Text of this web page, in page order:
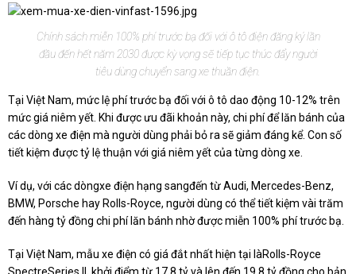
Chính sách miễn 100% phí trước bạ đối với ô tô điện đăng ký lần
đầu đến hết năm 2030 được kỳ vọng sẽ tiếp tục thúc đẩy người
tiêu dùng chuyển sang xe thuần điện.
Tại Việt Nam, mức lệ phí trước bạ đối với ô tô dao động 10-12% trên
mức giá niêm yết. Khi được ưu đãi khoản này, chi phí để lăn bánh của
các dòng xe điện mà người dùng phải bỏ ra sẽ giảm đáng kể. Con số
tiết kiệm được tỷ lệ thuận với giá niêm yết của từng dòng xe.
Ví dụ, với các dòngxe điện hạng sangđến từ Audi, Mercedes-Benz,
BMW, Porsche hay Rolls-Royce, người dùng có thể tiết kiệm vài trăm
đến hàng tỷ đồng chi phí lăn bánh nhờ được miễn 100% phí trước bạ.
Tại Việt Nam, mẫu xe điện có giá đắt nhất hiện tại làRolls-Royce